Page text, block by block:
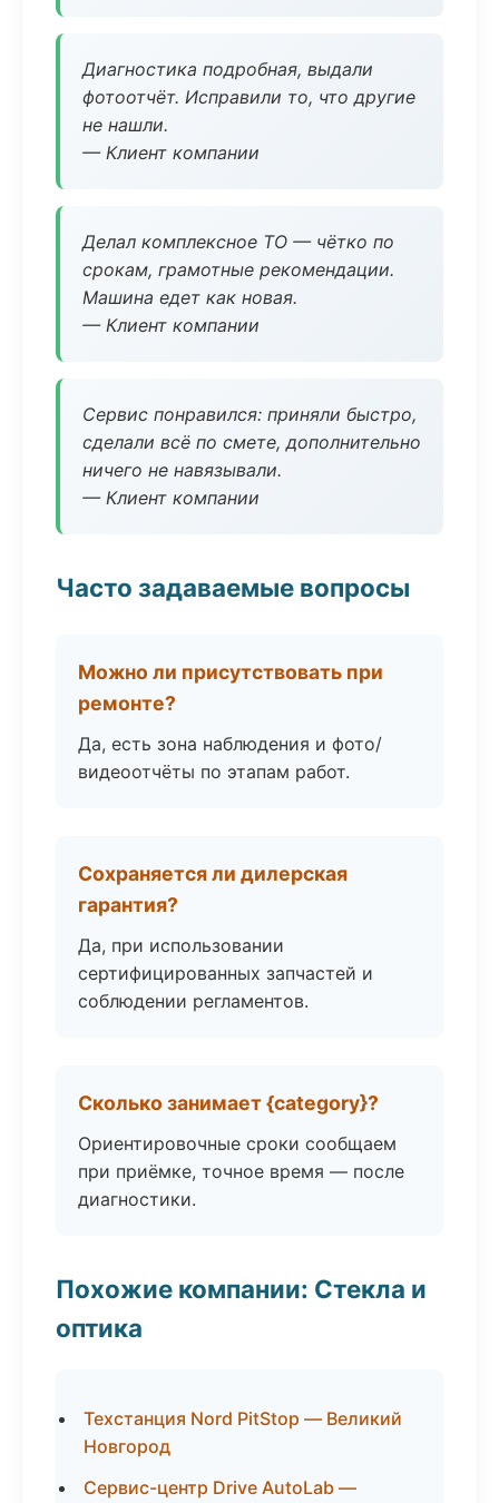
Диагностика подробная, выдали
фотоотчёт. Исправили то, что другие
не нашли.
— Клиент компании
Делал комплексное ТО — чётко по
срокам, грамотные рекомендации.
Машина едет как новая.
— Клиент компании
Сервис понравился: приняли быстро,
сделали всё по смете, дополнительно
ничего не навязывали.
— Клиент компании
Часто задаваемые вопросы
Можно ли присутствовать при
ремонте?
Да, есть зона наблюдения и фото/
видеоотчёты по этапам работ.
Сохраняется ли дилерская
гарантия?
Да, при использовании
сертифицированных запчастей и
соблюдении регламентов.
Сколько занимает {category}?
Ориентировочные сроки сообщаем
при приёмке, точное время — после
диагностики.
Похожие компании: Стекла и
оптика
Техстанция Nord PitStop — Великий
Новгород
Сервис-центр Drive AutoLab —